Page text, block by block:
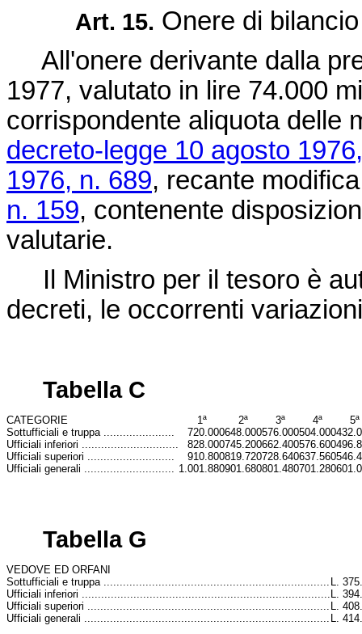
Art. 15. Onere di
All'onere derivante dalla
1977, valutato in lire 74.000
corrispondente aliquota delle
decreto-legge 10 agosto
1976, n. 689, recante
n. 159, contenente
valutarie.
Il Ministro per il tesoro è
decreti, le occorrenti
Tabella C
CATEGORIE 1ª 2ª 3ª 4ª
5ª
Sottufficiali e truppa ......................
720.000648.000576.000504.000
Ufficiali inferiori ..............................
828.000745.200662.400576.600
Ufficiali superiori ...........................
910.800819.720728.640637.560
Ufficiali generali ............................ 1.001.880901.680801.480701.280
Tabella G
VEDOVE ED ORFANI
Sottufficiali e truppa ...................................................................... L.
Ufficiali inferiori ............................................................................. L.
Ufficiali superiori ........................................................................... L.
Ufficiali generali ............................................................................ L.